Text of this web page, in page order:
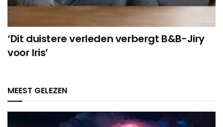
‘Dit duistere verleden verbergt B&B-Jiry
voor Iris’
MEEST GELEZEN